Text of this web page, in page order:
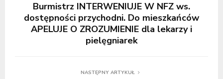
Burmistrz INTERWENIUJE W NFZ ws.
dostępności przychodni. Do mieszkańców
APELUJE O ZROZUMIENIE dla lekarzy i
pielęgniarek
NASTĘPNY ARTYKUŁ